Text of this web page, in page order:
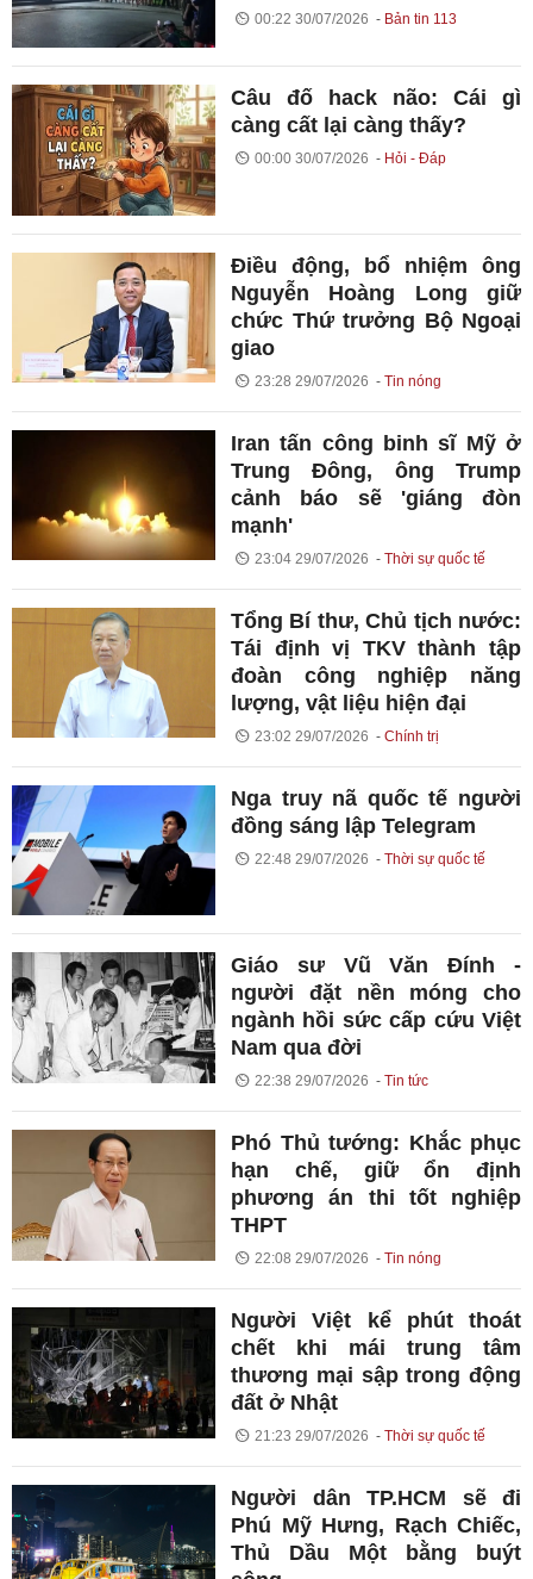
00:22 30/07/2026 Bản tin 113
Câu đố hack não: Cái gì
càng cất lại càng thấy?
00:00 30/07/2026 Hỏi - Đáp
Điều động, bổ nhiệm ông
Nguyễn Hoàng Long giữ
chức Thứ trưởng Bộ Ngoại
giao
23:28 29/07/2026 Tin nóng
Iran tấn công binh sĩ Mỹ ở
Trung Đông, ông Trump
cảnh báo sẽ 'giáng đòn
mạnh'
23:04 29/07/2026 Thời sự quốc tế
Tổng Bí thư, Chủ tịch nước:
Tái định vị TKV thành tập
đoàn công nghiệp năng
lượng, vật liệu hiện đại
23:02 29/07/2026 Chính trị
Nga truy nã quốc tế người
đồng sáng lập Telegram
22:48 29/07/2026 Thời sự quốc tế
Giáo sư Vũ Văn Đính -
người đặt nền móng cho
ngành hồi sức cấp cứu Việt
Nam qua đời
22:38 29/07/2026 Tin tức
Phó Thủ tướng: Khắc phục
hạn chế, giữ ổn định
phương án thi tốt nghiệp
THPT
22:08 29/07/2026 Tin nóng
Người Việt kể phút thoát
chết khi mái trung tâm
thương mại sập trong động
đất ở Nhật
21:23 29/07/2026 Thời sự quốc tế
Người dân TP.HCM sẽ đi
Phú Mỹ Hưng, Rạch Chiếc,
Thủ Dầu Một bằng buýt